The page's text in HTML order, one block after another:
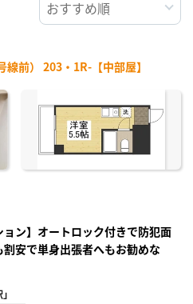
前） 203・1R-【中部屋】
ョン】オートロック付きで防犯面
安で単身出張者へもお勧めな